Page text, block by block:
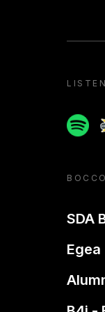
Spotify
SDA
Egea